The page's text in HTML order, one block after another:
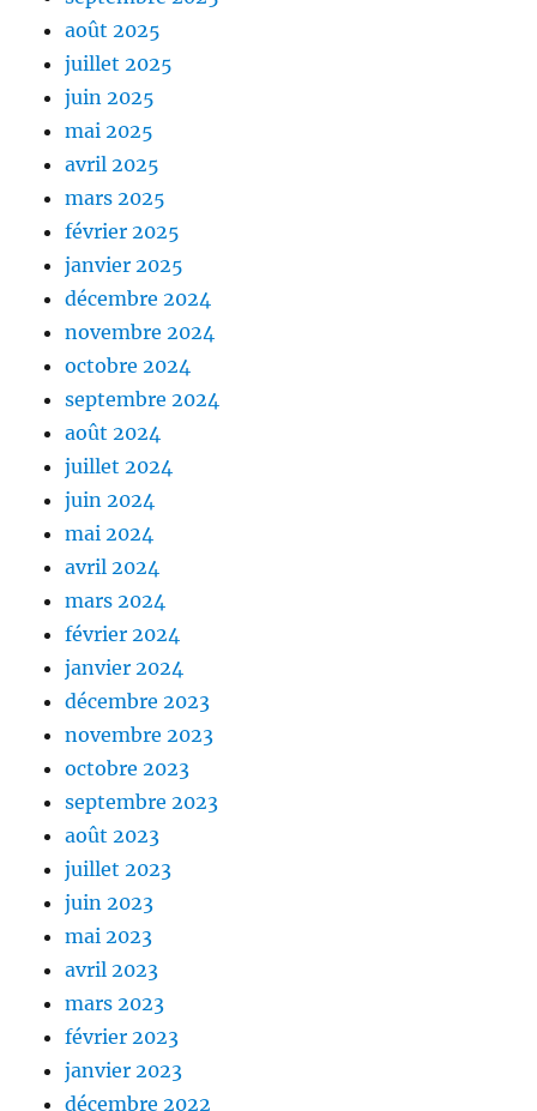
août 2025
juillet 2025
juin 2025
mai 2025
avril 2025
mars 2025
février 2025
janvier 2025
décembre 2024
novembre 2024
octobre 2024
septembre 2024
août 2024
juillet 2024
juin 2024
mai 2024
avril 2024
mars 2024
février 2024
janvier 2024
décembre 2023
novembre 2023
octobre 2023
septembre 2023
août 2023
juillet 2023
juin 2023
mai 2023
avril 2023
mars 2023
février 2023
janvier 2023
décembre 2022